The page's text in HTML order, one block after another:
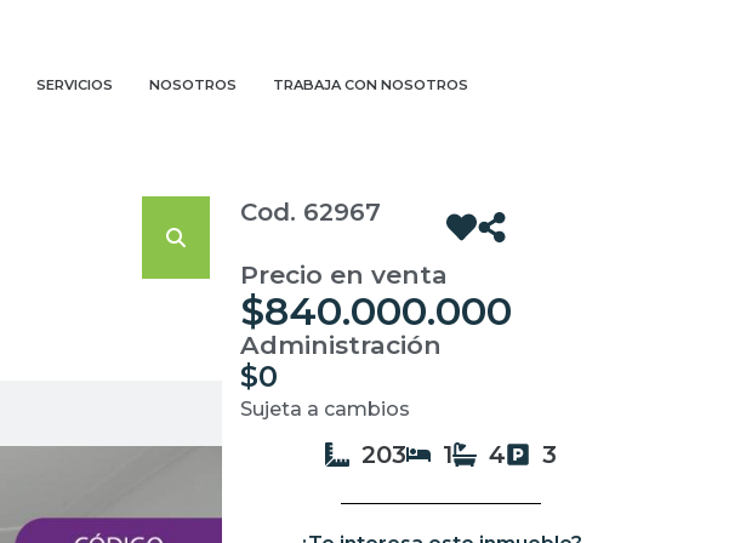
SERVICIOS NOSOTROS TRABAJA CON NOSOTROS
Cod. 62967
Precio en venta
$840.000.000
Administración
$0
Sujeta a cambios
203 1 4 3